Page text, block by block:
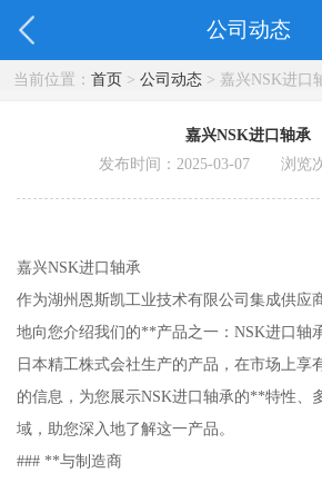
公司动态
当前位置： 首页> 公司动态> 嘉兴NSK进口
嘉兴NSK进口轴承
发布时间：2025-03-07 浏览
嘉兴NSK进口轴承
作为湖州恩斯凯工业技术有限公司集成供应
地向您介绍我们的**产品之一：NSK进口轴
日本精工株式会社生产的产品，在市场上享
的信息，为您展示NSK进口轴承的**特性、
域，助您深入地了解这一产品。
### **与制造商